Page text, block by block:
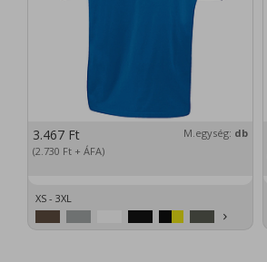
3.467 Ft
(2.730 Ft + ÁFA)
M.egység: db
XS - 3XL